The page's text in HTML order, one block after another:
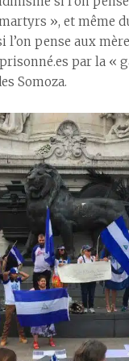
», et même
l’on pense aux
par la «
Somoza.